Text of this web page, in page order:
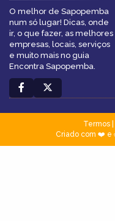
O melhor de Sapopemba
num só lugar! Dicas, onde
ir, o que fazer, as melhores
empresas, locais, serviços
e muito mais no guia
Encontra Sapopemba.
Termos|
Criado com ❤️ e